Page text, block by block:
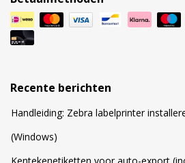
Recente berichten
Handleiding: Zebra labelprinter
(Windows)